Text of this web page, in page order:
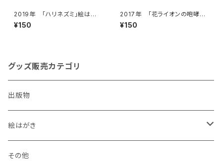
2019年 「ハリネズミ」絵はが
き
¥150
2017年 「花ライオンの咆哮」
絵はがき
¥150
グッズ販売カテゴリ
出版物
絵はがき
犬
その他